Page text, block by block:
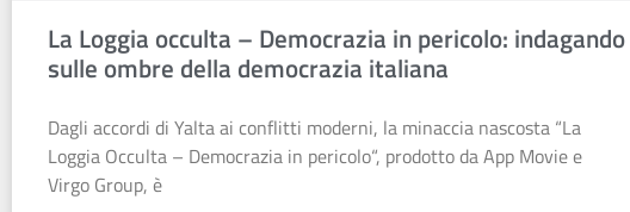
La Loggia occulta – Democrazia in pericolo: indagando
sulle ombre della democrazia italiana
Dagli accordi di Yalta ai conflitti moderni, la minaccia nascosta “La
Loggia Occulta – Democrazia in pericolo“, prodotto da App Movie e
Virgo Group, è